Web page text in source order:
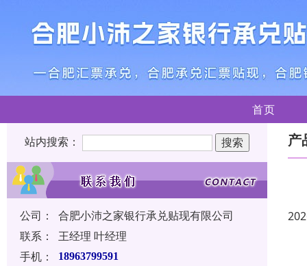
首页
站内搜索：
公司：
合肥小沛之家银行承兑贴现有限公司
联系：
王经理 叶经理
手机：
18963799591
产